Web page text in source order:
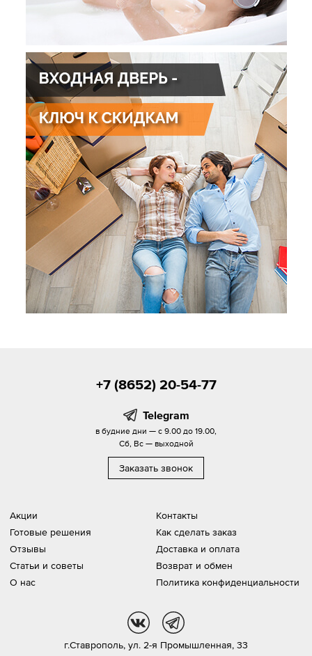
Акции
Готовые решения
Отзывы
Статьи и советы
О нас
Контакты
Как сделать заказ
Доставка и оплата
Возврат и обмен
Политика конфиденциальности
+7 (8652) 20-54-77
Telegram
в будние дни — с 9.00 до 19.00,
Сб, Вс — выходной
Заказать звонок
г.Ставрополь, ул. 2-я Промышленная, 33